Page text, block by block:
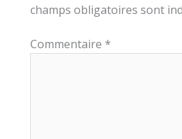
champs obligatoires sont
Commentaire *